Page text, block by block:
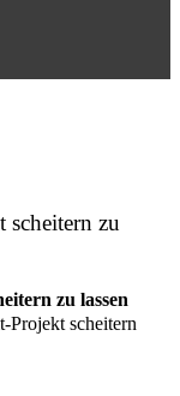
zu
zu lassen
Projekt scheitern